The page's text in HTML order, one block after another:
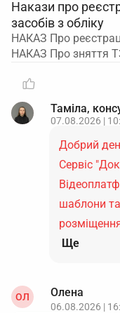
Накази про
засобів з обліку
НАКАЗ Про
НАКАЗ Про зняття
Таміла,
07.08.2026 |
Добрий
Сервіс
шаблони
Ще
ОЛ Олена
06.08.2026 |